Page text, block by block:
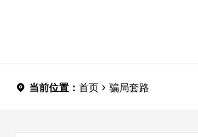
当前位置： 首页 骗局套路